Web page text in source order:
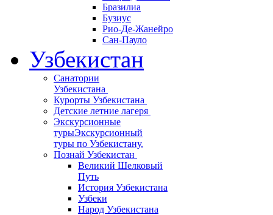
Бразилиа
Бузиус
Рио-Де-Жанейро
Сан-Пауло
Узбекистан
Санатории
Узбекистана
Курорты Узбекистана
Детские летние лагеря
Экскурсионные
турыЭкскурсионный
туры по Узбекистану.
Познай Узбекистан
Великий Шелковый
Путь
История Узбекистана
Узбеки
Народ Узбекистана